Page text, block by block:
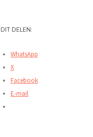
DIT DELEN:
WhatsApp
X
Facebook
E-mail